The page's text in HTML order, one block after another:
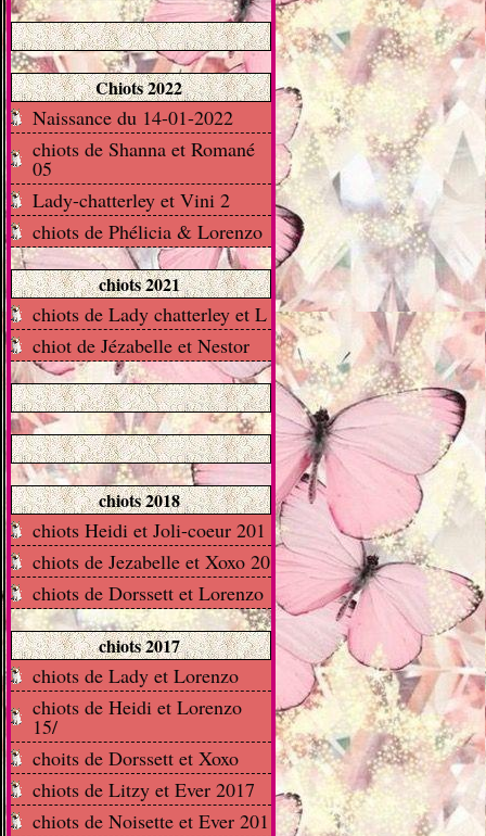
Chiots 2022
Naissance du 14-01-2022
chiots de Shanna et Romané
05
Lady-chatterley et Vini 2
chiots de Phélicia & Lorenzo
chiots 2021
chiots de Lady chatterley et L
chiot de Jézabelle et Nestor
chiots 2018
chiots Heidi et Joli-coeur 201
chiots de Jezabelle et Xoxo 20
chiots de Dorssett et Lorenzo
chiots 2017
chiots de Lady et Lorenzo
chiots de Heidi et Lorenzo
15/
choits de Dorssett et Xoxo
chiots de Litzy et Ever 2017
chiots de Noisette et Ever 201